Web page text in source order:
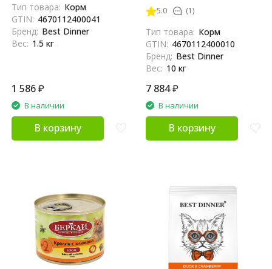
кожей и шерстью с уткой и
клюквой - 1,5 кг
Тип товара: Корм
GTIN: 4670112400041
Бренд: Best Dinner
Вес: 1.5 кг
1 586₽
В наличии
В корзину
кожей и шерстью с уткой и
5.0 (1)
Тип товара: Корм
GTIN: 4670112400010
Бренд: Best Dinner
Вес: 10 кг
7 884₽
В наличии
В корзину